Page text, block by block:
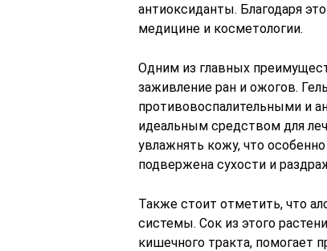
антиоксиданты. Благодаря
медицине и косметологии.
Одним из главных
заживление ран и ожогов.
противовоспалительными и
идеальным средством для
увлажнять кожу, что
подвержена сухости и
Также стоит отметить, что
системы. Сок из этого
кишечного тракта, помогает